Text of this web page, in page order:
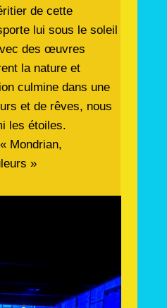
de cette
lui sous le soleil
des œuvres
la nature et
culmine dans une
et de rêves, nous
les étoiles.
Mondrian,
»